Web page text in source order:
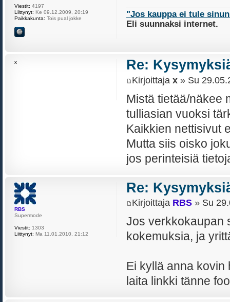
"Jos kauppa ei tule
Eli suunnaksi internet.
Viestit: 4197
Liittynyt: Ke 09.12.2009, 20:19
Paikkakunta: Tois pual jokke
Re:
Kirjoittaja x» Su
Mistä tietää/näkee
tulliasian vuoksi
Kaikkien nettisivut
Mutta siis oisko
jos perinteisiä
x
Re:
Kirjoittaja RBS» Su
Jos verkkokaupan
kokemuksia, ja
Ei kyllä anna kovin
laita linkki tänne
RBS
Supermode
Viestit: 1303
Liittynyt: Ma 11.01.2010, 21:12